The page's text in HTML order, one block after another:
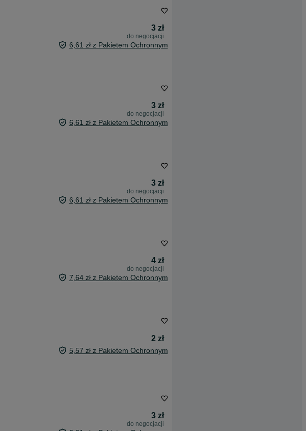
3 zł
do negocjacji
6,61 zł z Pakietem Ochronnym
3 zł
do negocjacji
6,61 zł z Pakietem Ochronnym
3 zł
do negocjacji
6,61 zł z Pakietem Ochronnym
4 zł
do negocjacji
7,64 zł z Pakietem Ochronnym
2 zł
5,57 zł z Pakietem Ochronnym
3 zł
do negocjacji